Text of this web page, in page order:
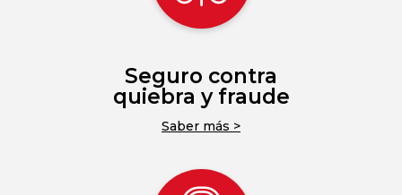
Seguro contra
quiebra y fraude
Saber más >